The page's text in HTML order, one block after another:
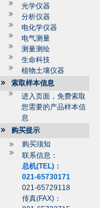
光学仪器
分析仪器
电化学仪器
电气测量
测量测绘
生命科技
植物土壤仪器
索取样本信息
进入页面，免费索取
您需要的产品样本信
息
购买提示
购买须知
联系信息：
总机(TEL)：
021-65730171
021-65729118
传真(FAX)：